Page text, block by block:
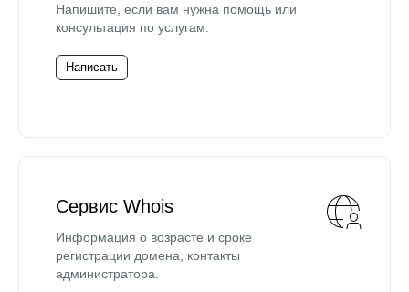
Напишите, если вам нужна помощь или
консультация по услугам.
Написать
Сервис Whois
Информация о возрасте и сроке
регистрации домена, контакты
администратора.